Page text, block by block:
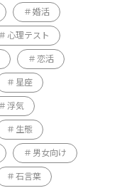
婚活
心理テスト
恋活
星座
浮気
生態
男女向け
石言葉